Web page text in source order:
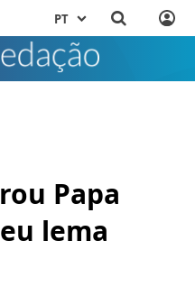
PT
Papa
lema